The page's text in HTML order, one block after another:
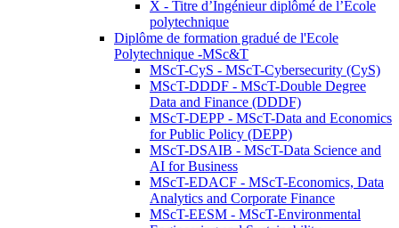
X - Titre d’Ingénieur diplômé de l’École
polytechnique
Diplôme de formation gradué de l'Ecole
Polytechnique -MSc&T
MScT-CyS - MScT-Cybersecurity (CyS)
MScT-DDDF - MScT-Double Degree
Data and Finance (DDDF)
MScT-DEPP - MScT-Data and Economics
for Public Policy (DEPP)
MScT-DSAIB - MScT-Data Science and
AI for Business
MScT-EDACF - MScT-Economics, Data
Analytics and Corporate Finance
MScT-EESM - MScT-Environmental